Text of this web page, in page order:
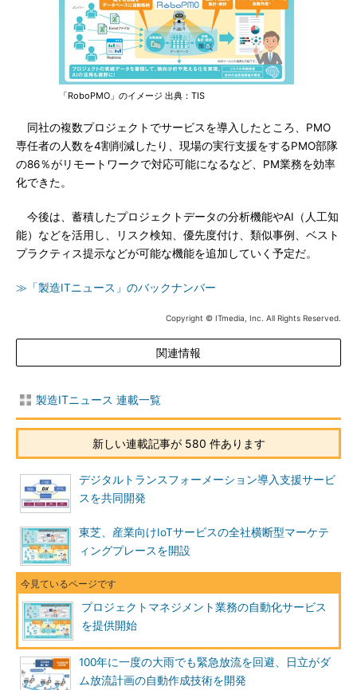
「RoboPMO」のイメージ 出典：TIS
同社の複数プロジェクトでサービスを導入したところ、PMO
専任者の人数を4割削減したり、現場の実行支援をするPMO部隊
の86％がリモートワークで対応可能になるなど、PM業務を効率
化できた。
今後は、蓄積したプロジェクトデータの分析機能やAI（人工知
能）などを活用し、リスク検知、優先度付け、類似事例、ベスト
プラクティス提示などが可能な機能を追加していく予定だ。
≫「製造ITニュース」のバックナンバー
Copyright © ITmedia, Inc. All Rights Reserved.
関連情報
製造ITニュース 連載一覧
新しい連載記事が 580 件あります
デジタルトランスフォーメーション導入支援サービ
スを共同開発
東芝、産業向けIoTサービスの全社横断型マーケテ
ィングプレースを開設
プロジェクトマネジメント業務の自動化サービス
を提供開始
100年に一度の大雨でも緊急放流を回避、日立がダ
ム放流計画の自動作成技術を開発